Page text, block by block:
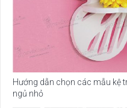
Hướng dẫn chọn các mẫu kệ
ngủ nhỏ